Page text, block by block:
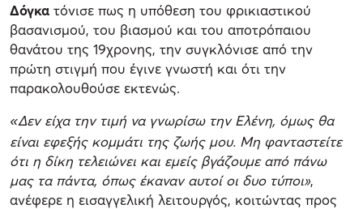
Δόγκα τόνισε πως η υπόθεση του φρικιαστικού
βασανισμού, του βιασμού και του αποτρόπαιου
θανάτου της 19χρονης, την συγκλόνισε από την
πρώτη στιγμή που έγινε γνωστή και ότι την
παρακολουθούσε εκτενώς.
«Δεν είχα την τιμή να γνωρίσω την Ελένη, όμως θα
είναι εφεξής κομμάτι της ζωής μου. Μη φανταστείτε
ότι η δίκη τελειώνει και εμείς βγάζουμε από πάνω
μας τα πάντα, όπως έκαναν αυτοί οι δυο τύποι»,
ανέφερε η εισαγγελική λειτουργός, κοιτώντας προς